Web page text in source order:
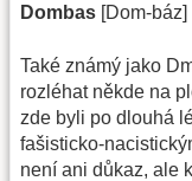
Dombas [Dom-báz]
Také známý jako
rozléhat někde na
zde byli po dlouhá
fašisticko-
není ani důkaz, ale